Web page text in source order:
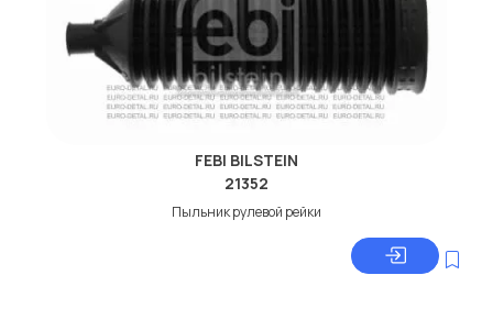
FEBI BILSTEIN
21352
Пыльник рулевой рейки